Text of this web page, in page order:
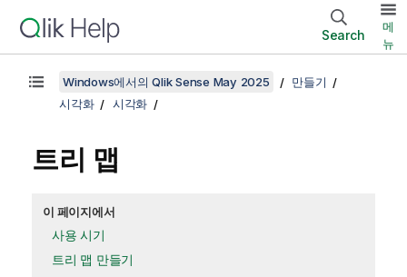
Search
메
뉴
Windows에서의 Qlik Sense May 2025
만들기
시각화
시각화
트리 맵
이 페이지에서
사용 시기
트리 맵 만들기